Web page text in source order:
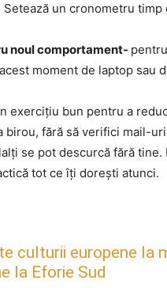
un cronometru
noul comportament-
moment de laptop sau
exercițiu bun pentru a
birou, fără să verifici mail-
se pot descurcă fără
tot ce îți dorești atunci.
culturii europene la
la Eforie Sud